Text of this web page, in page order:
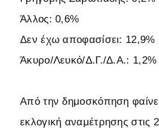
Άλλος: 0,6%
Δεν έχω αποφασίσει: 12,9%
Άκυρο/Λευκό/Δ.Γ./Δ.Α.: 1,2%
Από την δημοσκόπηση
εκλογική αναμέτρησης στις